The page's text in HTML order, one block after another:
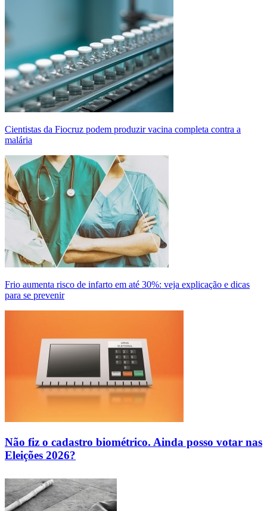
Cientistas da Fiocruz podem produzir vacina completa contra a
malária
Frio aumenta risco de infarto em até 30%: veja explicação e dicas
para se prevenir
Não fiz o cadastro biométrico. Ainda posso votar nas
Eleições 2026?